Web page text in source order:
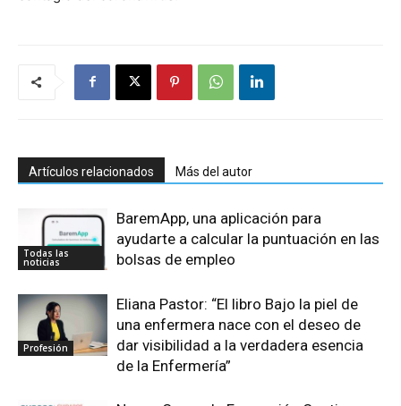
Artículos relacionados Más del autor
Todas las
noticias
BaremApp, una aplicación para
ayudarte a calcular la puntuación en las
bolsas de empleo
Profesión
Eliana Pastor: “El libro Bajo la piel de
una enfermera nace con el deseo de
dar visibilidad a la verdadera esencia
de la Enfermería”